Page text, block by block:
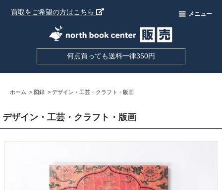
買取をご希望の方はこちら メニュー
何点買っても送料一律350円
ホーム > 図録 > デザイン・工芸・クラフト・版画
デザイン・工芸・クラフト・版画